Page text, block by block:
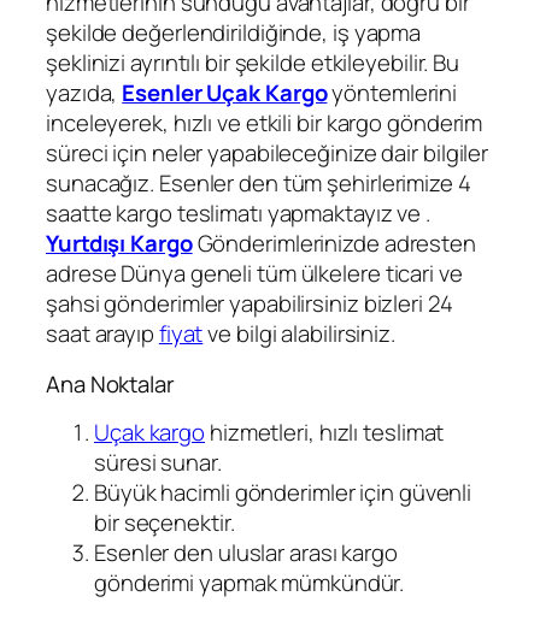
şekilde değerlendirildiğinde, iş yapma
şeklinizi ayrıntılı bir şekilde etkileyebilir. Bu
yazıda, Esenler Uçak Kargoyöntemlerini
inceleyerek, hızlı ve etkili bir kargo gönderim
süreci için neler yapabileceğinize dair bilgiler
sunacağız. Esenler den tüm şehirlerimize 4
saatte kargo teslimatı yapmaktayız ve .
Yurtdışı KargoGönderimlerinizde adresten
adrese Dünya geneli tüm ülkelere ticari ve
şahsi gönderimler yapabilirsiniz bizleri 24
saat arayıpfiyatve bilgi alabilirsiniz.
Ana Noktalar
Uçak kargo hizmetleri, hızlı teslimat
süresi sunar.
Büyük hacimli gönderimler için güvenli
bir seçenektir.
Esenler den uluslar arası kargo
gönderimi yapmak mümkündür.